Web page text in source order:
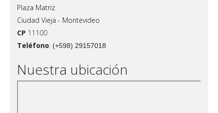
Plaza Matriz
Ciudad Vieja - Montevideo
CP 11100
Teléfono: (+598) 29157018
Nuestra ubicación